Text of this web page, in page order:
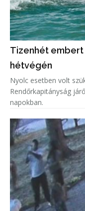
Tizenhét
hétvégén
Nyolc esetben volt
Rendőrkapitányság
napokban.